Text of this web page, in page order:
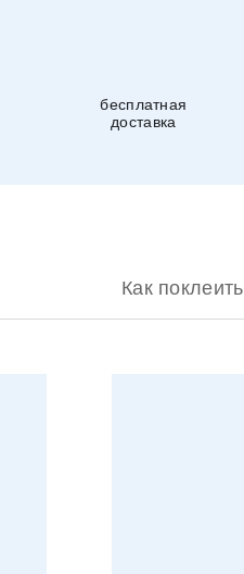
бесплатная
доставка
Как поклеить